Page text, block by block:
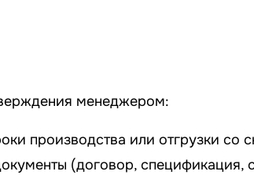
менеджером:
производства или отгрузки со
(договор, спецификация,